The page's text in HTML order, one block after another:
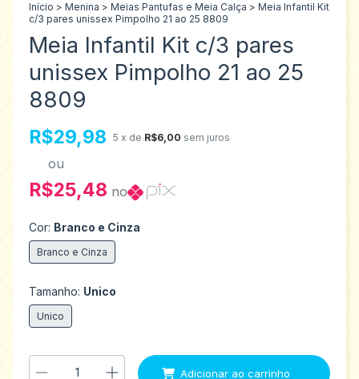
Início > Menina > Meias Pantufas e Meia Calça > Meia Infantil Kit
c/3 pares unissex Pimpolho 21 ao 25 8809
Meia Infantil Kit c/3 pares
unissex Pimpolho 21 ao 25
8809
R$29,98 5 x de R$6,00 sem juros
ou
R$25,48 no
Cor: Branco e Cinza
Branco e Cinza
Tamanho: Unico
Unico